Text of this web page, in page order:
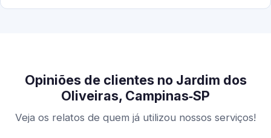
Opiniões de clientes no Jardim dos
Oliveiras, Campinas‑SP
Veja os relatos de quem já utilizou nossos serviços!